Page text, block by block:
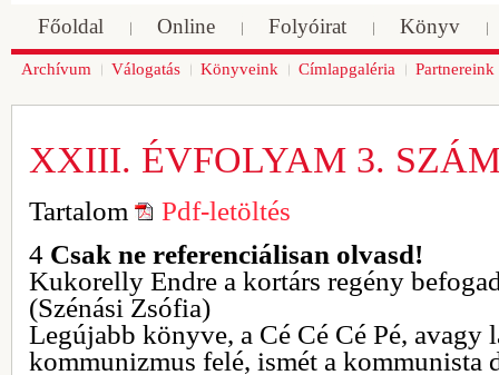
Főoldal Online Folyóirat Könyv
Archívum Válogatás Könyveink Címlapgaléria Partnereink
XXIII. ÉVFOLYAM 3.
Tartalom
Pdf-letöltés
4 Csak ne referenciálisan olvasd!
Kukorelly Endre a kortárs regény
(Szénási Zsófia)
Legújabb könyve, a Cé Cé Cé Pé, avagy
kommunizmus felé, ismét a kommunista